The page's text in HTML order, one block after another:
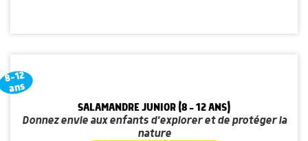
8-12
ans
SALAMANDRE JUNIOR (8 - 12 ANS)
Donnez envie aux enfants d'explorer et de protéger la
nature